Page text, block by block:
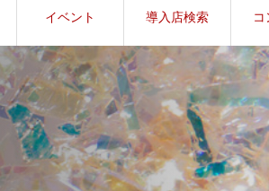
イベント 導入店検索 コ